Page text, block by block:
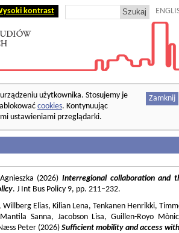
kontrast
Zamknij
użytkownika. Stosujemy je
cookies. Kontynuując
ustawieniami przeglądarki.
(2026) Interregional collaboration and
. J Int Bus Policy 9, pp. 211–232.
Elias, Kilian Lena, Tenkanen Henrikki,
Sanna, Jacobson Lisa, Guillen-Royo
Peter (2026) Sufficient mobility and access